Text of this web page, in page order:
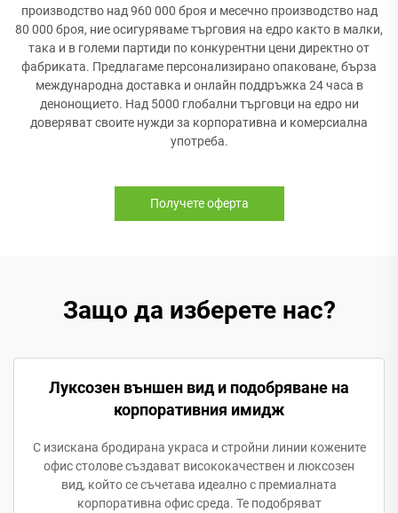
производство над 960 000 броя и месечно производство над
80 000 броя, ние осигуряваме търговия на едро както в малки,
така и в големи партиди по конкурентни цени директно от
фабриката. Предлагаме персонализирано опаковане, бърза
международна доставка и онлайн поддръжка 24 часа в
денонощието. Над 5000 глобални търговци на едро ни
доверяват своите нужди за корпоративна и комерсиална
употреба.
Получете оферта
Защо да изберете нас?
Луксозен външен вид и подобряване на
корпоративния имидж
С изискана бродирана украса и стройни линии кожените
офис столове създават висококачествен и люксозен
вид, който се съчетава идеално с премиалната
корпоративна офис среда. Те подобряват